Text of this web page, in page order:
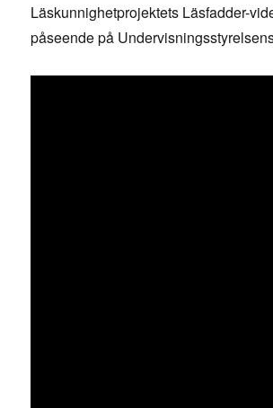
Läskunnighetprojektets Läsfadder-
påseende på